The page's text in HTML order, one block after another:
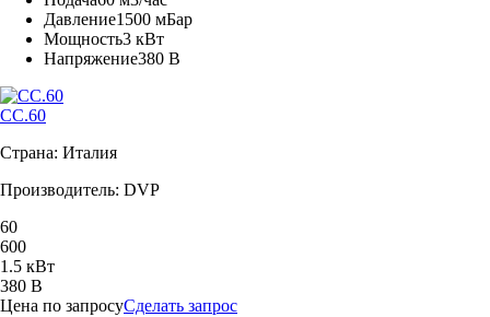
Давление1500 мБар
Мощность3 кВт
Напряжение380 В
CC.60
Страна: Италия
Производитель: DVP
60
600
1.5 кВт
380 В
Цена по запросуСделать запрос